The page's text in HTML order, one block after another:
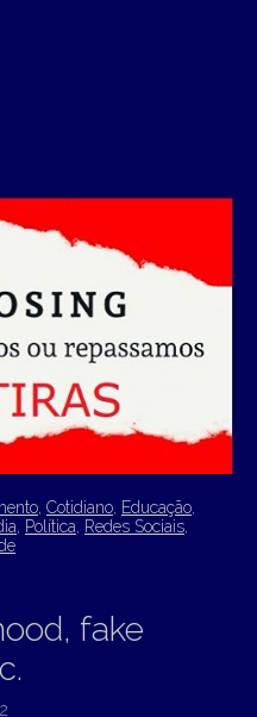
, Cotidiano, Educação,
, Política, Redes Sociais,
fake